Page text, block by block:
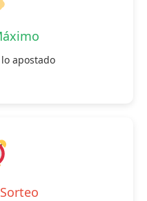
apostado